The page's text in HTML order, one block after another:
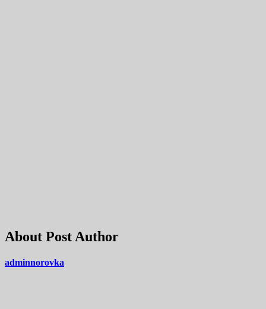
About Post Author
adminnorovka